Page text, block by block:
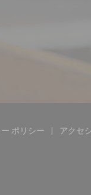
で開きます))
ポリシー
((新しいウィンドウ
アクセ